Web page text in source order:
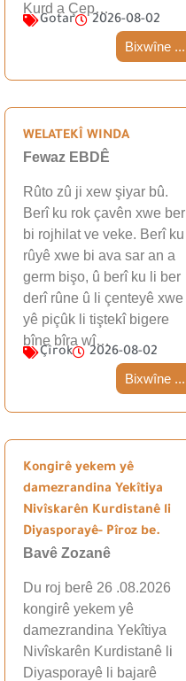
Kurd a Çep…
Gotar 2026-08-02
Bixwîne ...
WELATEKÎ WINDA
Fewaz EBDÊ
Rûto zû ji xew şiyar bû.
Berî ku rok çavên xwe ber
bi rojhilat ve veke. Berî ku
rûyê xwe bi ava sar an a
germ bişo, û berî ku li ber
derî rûne û li çenteyê xwe
yê piçûk li tiştekî bigere
bîne bîra wî…
Çîrok 2026-08-02
Bixwîne ...
Kongirê yekem yê
damezrandina Yekîtiya
Nivîskarên Kurdistanê li
Diyasporayê- Pîroz be.
Bavê Zozanê
Du roj berê 26 .08.2026
kongirê yekem yê
damezrandina Yekîtiya
Nivîskarên Kurdistanê li
Diyasporayê li bajarê